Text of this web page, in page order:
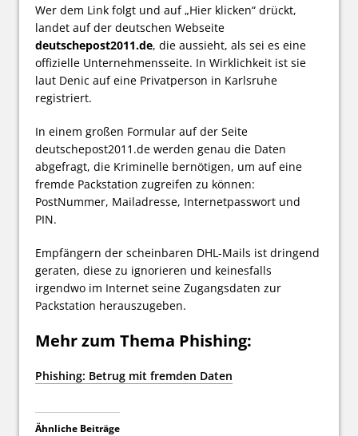
Wer dem Link folgt und auf „Hier klicken“ drückt,
landet auf der deutschen Webseite
deutschepost2011.de, die aussieht, als sei es eine
offizielle Unternehmensseite. In Wirklichkeit ist sie
laut Denic auf eine Privatperson in Karlsruhe
registriert.
In einem großen Formular auf der Seite
deutschepost2011.de werden genau die Daten
abgefragt, die Kriminelle bernötigen, um auf eine
fremde Packstation zugreifen zu können:
PostNummer, Mailadresse, Internetpasswort und
PIN.
Empfängern der scheinbaren DHL-Mails ist dringend
geraten, diese zu ignorieren und keinesfalls
irgendwo im Internet seine Zugangsdaten zur
Packstation herauszugeben.
Mehr zum Thema Phishing:
Phishing: Betrug mit fremden Daten
Ähnliche Beiträge